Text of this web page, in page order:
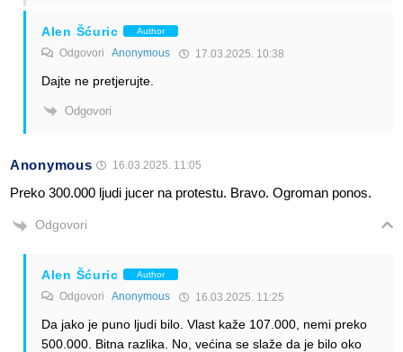
Alen Šćuric Author
Odgovori Anonymous 17.03.2025. 10:38
Dajte ne pretjerujte.
Odgovori
Anonymous 16.03.2025. 11:05
Preko 300.000 ljudi jucer na protestu. Bravo. Ogroman ponos.
Odgovori
Alen Šćuric Author
Odgovori Anonymous 16.03.2025. 11:25
Da jako je puno ljudi bilo. Vlast kaže 107.000, nemi preko
500.000. Bitna razlika. No, većina se slaže da je bilo oko